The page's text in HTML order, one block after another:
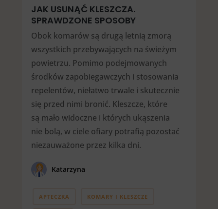
JAK USUNĄĆ KLESZCZA.
SPRAWDZONE SPOSOBY
Obok komarów są drugą letnią zmorą
wszystkich przebywających na świeżym
powietrzu. Pomimo podejmowanych
środków zapobiegawczych i stosowania
repelentów, niełatwo trwale i skutecznie
się przed nimi bronić. Kleszcze, które
są mało widoczne i których ukąszenia
nie bolą, w ciele ofiary potrafią pozostać
niezauważone przez kilka dni.
Katarzyna
APTECZKA KOMARY I KLESZCZE